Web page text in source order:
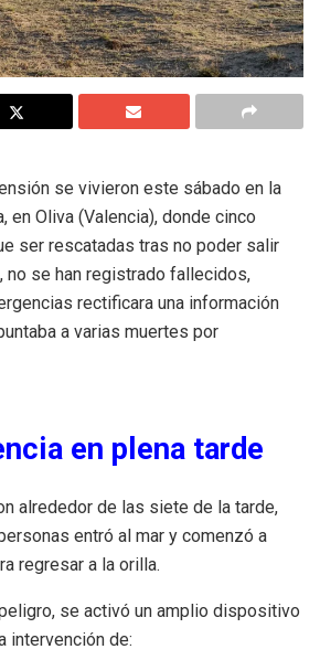
se vivieron este sábado en la
en Oliva (Valencia), donde cinco
ser rescatadas tras no poder salir
no se han registrado fallecidos,
rectificara una información
a varias muertes por
en plena tarde
alrededor de las siete de la tarde,
entró al mar y comenzó a
regresar a la orilla.
se activó un amplio dispositivo
intervención de: